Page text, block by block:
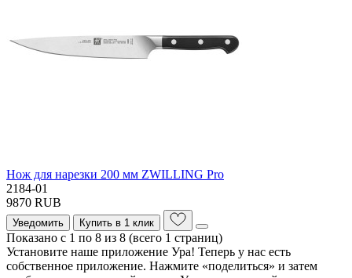
Нож для нарезки 200 мм ZWILLING Pro
2184-01
9870 RUB
Уведомить Купить в 1 клик
Показано с 1 по 8 из 8 (всего 1 страниц)
Установите наше приложение Ура! Теперь у нас есть
собственное приложение. Нажмите «поделиться» и затем